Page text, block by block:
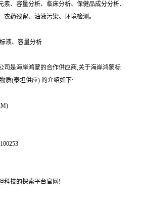
素、容量分析、临床分析、保健品成分分析、
农药残留、油液污染、环境检测。
液、容量分析
司是海岸鸿蒙的合作供应商,关于海岸鸿蒙标
质(泰坦供应) 的介绍如下:
科技的探索平台官网!